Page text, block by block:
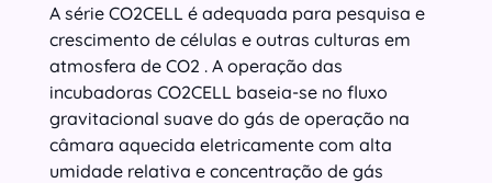
A série CO2CELL é adequada para pesquisa e
crescimento de células e outras culturas em
atmosfera de CO2 . A operação das
incubadoras CO2CELL baseia-se no fluxo
gravitacional suave do gás de operação na
câmara aquecida eletricamente com alta
umidade relativa e concentração de gás